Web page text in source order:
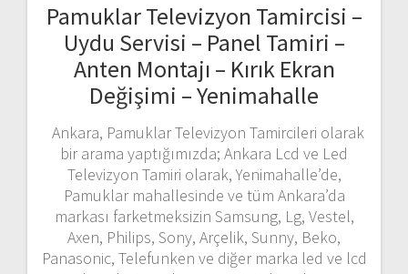
Pamuklar Televizyon Tamircisi –
Uydu Servisi – Panel Tamiri –
Anten Montajı – Kırık Ekran
Değişimi – Yenimahalle
Ankara, Pamuklar Televizyon Tamircileri olarak
bir arama yaptığımızda; Ankara Lcd ve Led
Televizyon Tamiri olarak, Yenimahalle’de,
Pamuklar mahallesinde ve tüm Ankara’da
markası farketmeksizin Samsung, Lg, Vestel,
Axen, Philips, Sony, Arçelik, Sunny, Beko,
Panasonic, Telefunken ve diğer marka led ve lcd